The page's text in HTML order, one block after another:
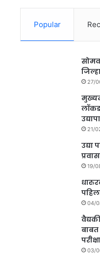
Popular
27/
21/
उद्या
19/
04/
बाबत
03/